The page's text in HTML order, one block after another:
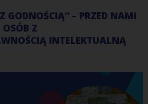
GODNOŚCIĄ” – PRZED NAMI
Z
INTELEKTUALNĄ